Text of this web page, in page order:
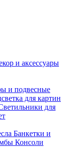
и аксессуары
и подвесные
для картин
для
Банкетки и
Консоли